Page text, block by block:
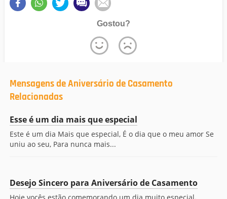
Gostou?
Mensagens de Aniversário de Casamento
Relacionadas
Esse é um dia mais que especial
Este é um dia Mais que especial, É o dia que o meu amor Se
uniu ao seu, Para nunca mais...
Desejo Sincero para Aniversário de Casamento